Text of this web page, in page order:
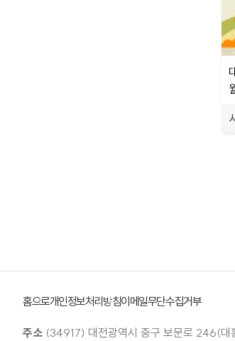
홈으로개인정보처리방침이메일무단수집거부
주소 (34917) 대전광역시 중구 보문로 246(